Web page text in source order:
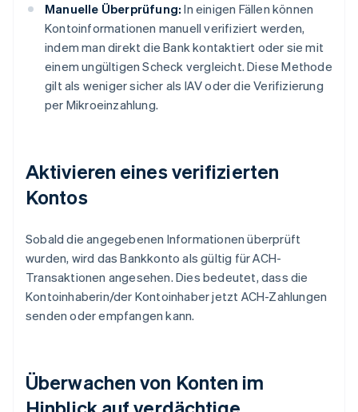
Manuelle Überprüfung: In einigen Fällen können
Kontoinformationen manuell verifiziert werden,
indem man direkt die Bank kontaktiert oder sie mit
einem ungültigen Scheck vergleicht. Diese Methode
gilt als weniger sicher als IAV oder die Verifizierung
per Mikroeinzahlung.
Aktivieren eines verifizierten
Kontos
Sobald die angegebenen Informationen überprüft
wurden, wird das Bankkonto als gültig für ACH-
Transaktionen angesehen. Dies bedeutet, dass die
Kontoinhaberin/der Kontoinhaber jetzt ACH-Zahlungen
senden oder empfangen kann.
Überwachen von Konten im